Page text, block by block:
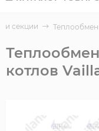
и секции
котлов